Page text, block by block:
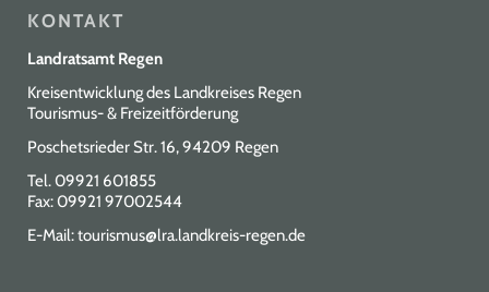
KONTAKT
Landratsamt Regen
Kreisentwicklung des Landkreises Regen
Tourismus- & Freizeitförderung
Poschetsrieder Str. 16, 94209 Regen
Tel.09921 601855
Fax: 09921 97002544
E-Mail:tourismus@lra.landkreis-regen.de